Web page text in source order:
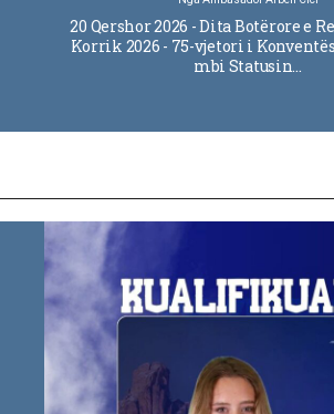
20 Qershor 2026 - Dita Botërore e
Korrik 2026 - 75-vjetori i
mbi Statusin…